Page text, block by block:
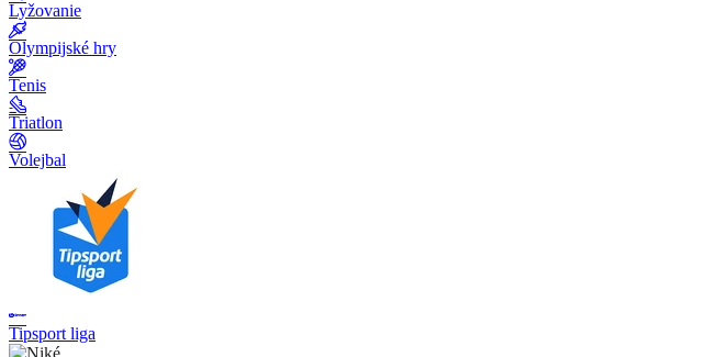
Lyžovanie
Olympijské hry
Tenis
Triatlon
Volejbal
Tipsport liga